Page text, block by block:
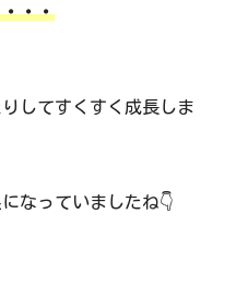
・・
してすくすく成長しま
なっていましたね👇